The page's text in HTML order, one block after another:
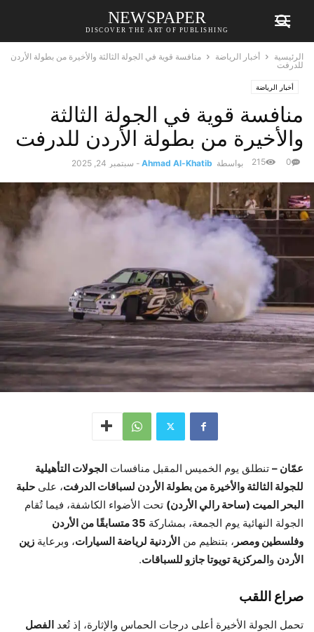
NEWSPAPER
DISCOVER THE ART OF PUBLISHING
الرئيسية أخبار الرياضة
منافسة قوية في الجولة الثالثة والأخيرة من بطولة الأردن
للدرفت
أخبار الرياضة
منافسة قوية في الجولة الثالثة
والأخيرة من بطولة الأردن للدرفت
بواسطة Ahmad Al-Khatib
- سبتمبر 24, 2025 0
215
عمّان – تنطلق يوم الخميس المقبل منافسات الجولات التأهيلية
للجولة الثالثة والأخيرة من بطولة الأردن لسباقات الدرفت، على حلبة
البحر الميت (ساحة رالي الأردن) تحت الأضواء الكاشفة، فيما تُقام
الجولة النهائية يوم الجمعة، بمشاركة
35 متسابقًا من الأردن
وفلسطين ومصر ، بتنظيم من الأردنية لرياضة السيارات، وبرعاية زين
الأردن والمركزية تويوتا جازو للسباقات.
صراع اللقب
تحمل الجولة الأخيرة أعلى درجات الحماس والإثارة، إذ تُعد الفصل